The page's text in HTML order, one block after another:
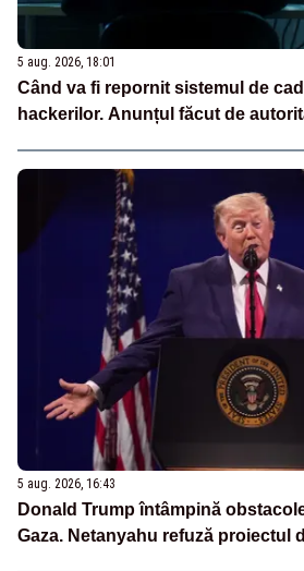
5 aug. 2026, 18:01
Când va fi repornit sistemul de
hackerilor. Anunțul făcut de
5 aug. 2026, 16:43
Donald Trump întâmpină
Gaza. Netanyahu refuză proiectul